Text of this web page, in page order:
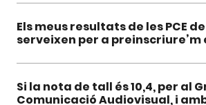
Els meus resultats de les PCE
serveixen per a preinscriure’m
Si la nota de tall és 10,4, per al
Comunicació Audiovisual, i amb